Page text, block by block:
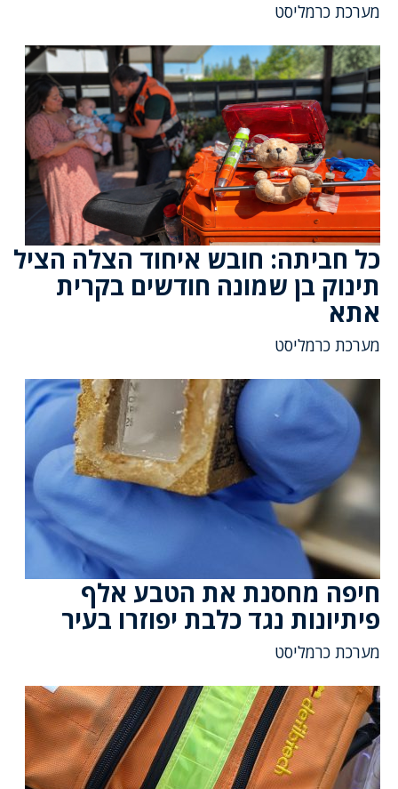
מערכת כרמליסט
כל חביתה: חובש איחוד הצלה הציל
תינוק בן שמונה חודשים בקרית
אתא
מערכת כרמליסט
חיפה מחסנת את הטבע אלף
פיתיונות נגד כלבת יפוזרו בעיר
מערכת כרמליסט